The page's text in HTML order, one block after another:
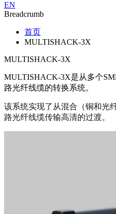
EN
Breadcrumb
首页
MULTISHACK-3X
MULTISHACK-3X
MULTISHACK-3X是从多个
路光纤线缆的转换系统。
该系统实现了从混合（铜和光
路光纤线缆传输高清的过渡。